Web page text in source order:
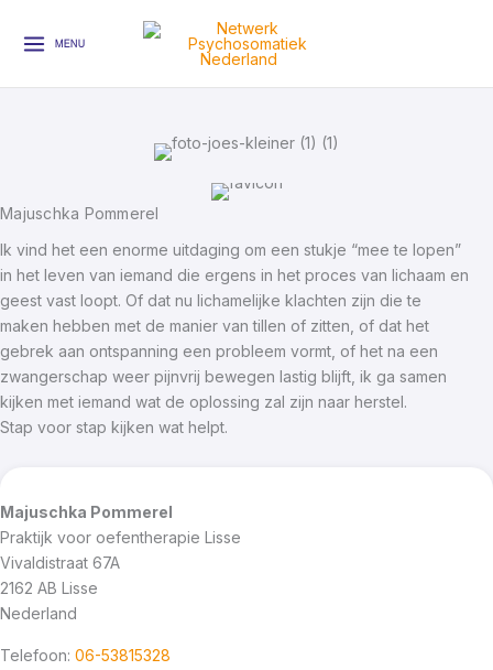
naar
inhoud
MENU
Majuschka Pommerel
Ik vind het een enorme uitdaging om een stukje “mee te lopen”
in het leven van iemand die ergens in het proces van lichaam en
geest vast loopt. Of dat nu lichamelijke klachten zijn die te
maken hebben met de manier van tillen of zitten, of dat het
gebrek aan ontspanning een probleem vormt, of het na een
zwangerschap weer pijnvrij bewegen lastig blijft, ik ga samen
kijken met iemand wat de oplossing zal zijn naar herstel.
Stap voor stap kijken wat helpt.
Majuschka Pommerel
Praktijk voor oefentherapie Lisse
Vivaldistraat 67A
2162 AB Lisse
Nederland
Telefoon: 06-53815328